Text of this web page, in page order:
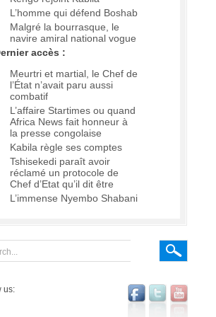
L’homme qui défend Boshab
Malgré la bourrasque, le
navire amiral national vogue
accès :
Meurtri et martial, le Chef de
l’État n’avait paru aussi
combatif
L’affaire Startimes ou quand
Africa News fait honneur à
la presse congolaise
Kabila règle ses comptes
Tshisekedi paraît avoir
réclamé un protocole de
Chef d’Etat qu’il dit être
L’immense Nyembo Shabani
us: